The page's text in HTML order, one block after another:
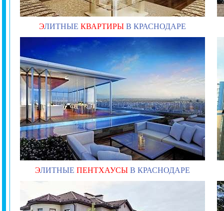
ЭЛИТНЫЕ КВАРТИРЫ В КРАСНОДАРЕ
ЭЛИТНЫЕ ПЕНТХАУСЫ В КРАСНОДАРЕ